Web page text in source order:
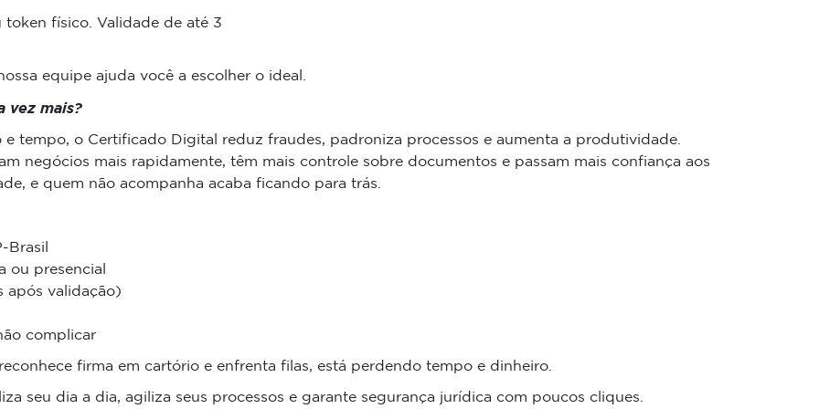
físico. Validade de até 3
equipe ajuda você a escolher o ideal.
vez mais?
tempo, o Certificado Digital reduz fraudes, padroniza processos e aumenta a produtividade.
negócios mais rapidamente, têm mais controle sobre documentos e passam mais confiança aos
e quem não acompanha acaba ficando para trás.
Brasil
ou presencial
após validação)
complicar
firma em cartório e enfrenta filas, está perdendo tempo e dinheiro.
seu dia a dia, agiliza seus processos e garante segurança jurídica com poucos cliques.